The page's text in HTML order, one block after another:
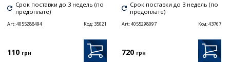
Срок поставки до 3 недель (по
предоплате)
Art:4055288494 Код: 35021
110 грн
Срок поставки до 3 недель (по
предоплате)
Art:4055298097 Код:43767
720 грн